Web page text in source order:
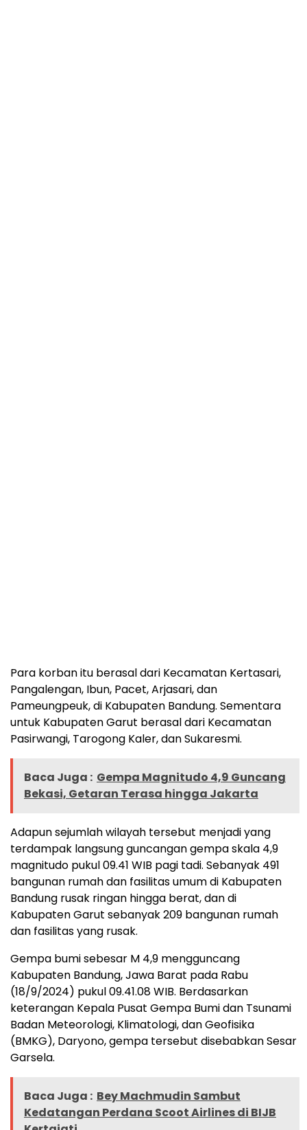
Para korban itu berasal dari Kecamatan Kertasari,
Pangalengan, Ibun, Pacet, Arjasari, dan
Pameungpeuk, di Kabupaten Bandung. Sementara
untuk Kabupaten Garut berasal dari Kecamatan
Pasirwangi, Tarogong Kaler, dan Sukaresmi.
Baca Juga : Gempa Magnitudo 4,9 Guncang
Bekasi, Getaran Terasa hingga Jakarta
Adapun sejumlah wilayah tersebut menjadi yang
terdampak langsung guncangan gempa skala 4,9
magnitudo pukul 09.41 WIB pagi tadi. Sebanyak 491
bangunan rumah dan fasilitas umum di Kabupaten
Bandung rusak ringan hingga berat, dan di
Kabupaten Garut sebanyak 209 bangunan rumah
dan fasilitas yang rusak.
Gempa bumi sebesar M 4,9 mengguncang
Kabupaten Bandung, Jawa Barat pada Rabu
(18/9/2024) pukul 09.41.08 WIB. Berdasarkan
keterangan Kepala Pusat Gempa Bumi dan Tsunami
Badan Meteorologi, Klimatologi, dan Geofisika
(BMKG), Daryono, gempa tersebut disebabkan Sesar
Garsela.
Baca Juga : Bey Machmudin Sambut
Kedatangan Perdana Scoot Airlines di BIJB